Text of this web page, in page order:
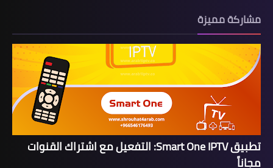
مشاركة مميزة
تطبيق Smart One IPTV: التفعيل مع اشتراك القنوات
مجاناً